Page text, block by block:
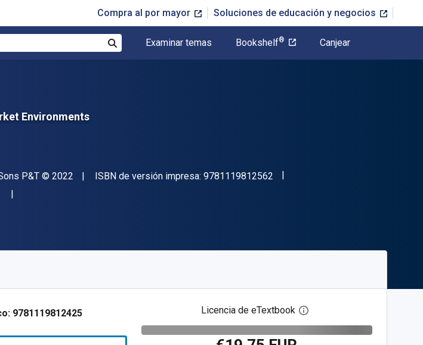
Compra al por mayor Soluciones de educación y negocios
Examinar temas Bookshelf® Canjear
Environments
P&T Copyright
© 2022 ISBN de versión impresa: 9781119812562 "ISBN-13 9781119812562"
9781119812425 Licencia de eTextbook Abre el cuadro de diálogo